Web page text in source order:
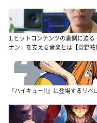
1.ヒットコンテンツの裏側に迫
ナン」を支える音楽とは【菅野祐
『ハイキュー!!』に登場するリベ